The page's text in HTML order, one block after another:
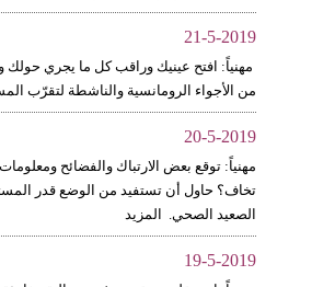
21-5-2019
مهنياً: افتح عينيك وراقب كل ما يجري حولك
من الأجواء الرومانسية والناشطة لتقرّب
20-5-2019
مهنياً: توقع بعض الارتباك والفضائح
تخاف؟ حاول أن تستفيد من الوضع قدر
الصعيد الصحي. المزيد
19-5-2019